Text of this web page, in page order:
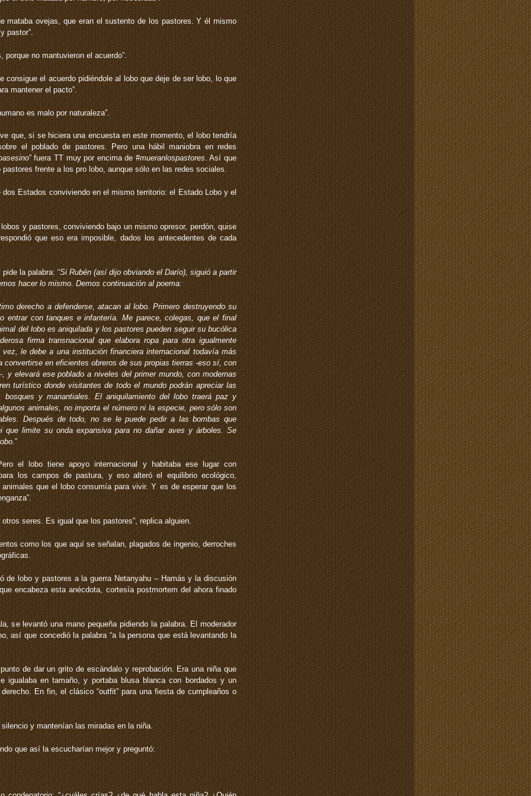
mataba ovejas, que eran el sustento de los pastores. Y él mismo
pastor”.
no mantuvieron el acuerdo”.
consigue el acuerdo pidiéndole al lobo que deje de ser lobo, lo que
mantener el pacto”.
es malo por naturaleza”.
que, si se hiciera una encuesta en este momento, el lobo tendría
el poblado de pastores. Pero una hábil maniobra en redes
” fuera TT muy por encima de #mueranlospastores. Así que
frente a los pro lobo, aunque sólo en las redes sociales.
Estados conviviendo en el mismo territorio: el Estado Lobo y el
y pastores, conviviendo bajo un mismo opresor, perdón, quise
que eso era imposible, dados los antecedentes de cada
la palabra: “Si Rubén (así dijo obviando el Darío), siguió a partir
hacer lo mismo. Demos continuación al poema:
derecho a defenderse, atacan al lobo. Primero destruyendo su
entrar con tanques e infantería. Me parece, colegas, que el final
del lobo es aniquilada y los pastores pueden seguir su bucólica
firma transnacional que elabora ropa para otra igualmente
le debe a una institución financiera internacional todavía más
convertirse en eficientes obreros de sus propias tierras -eso sí, con
y elevará ese poblado a niveles del primer mundo, con modernas
turístico donde visitantes de todo el mundo podrán apreciar las
y manantiales. El aniquilamiento del lobo traerá paz y
animales, no importa el número ni la especie, pero sólo son
Después de todo, no se le puede pedir a las bombas que
que limite su onda expansiva para no dañar aves y árboles. Se
”
el lobo tiene apoyo internacional y habitaba ese lugar con
los campos de pastura, y eso alteró el equilibrio ecológico,
que el lobo consumía para vivir. Y es de esperar que los
seres. Es igual que los pastores”, replica alguien.
como los que aquí se señalan, plagados de ingenio, derroches
de lobo y pastores a la guerra Netanyahu – Hamás y la discusión
encabeza esta anécdota, cortesía postmortem del ahora finado
se levantó una mano pequeña pidiendo la palabra. El moderador
así que concedió la palabra “a la persona que está levantando la
de dar un grito de escándalo y reprobación. Era una niña que
igualaba en tamaño, y portaba blusa blanca con bordados y un
En fin, el clásico “outfit” para una fiesta de cumpleaños o
y mantenían las miradas en la niña.
que así la escucharían mejor y preguntó: